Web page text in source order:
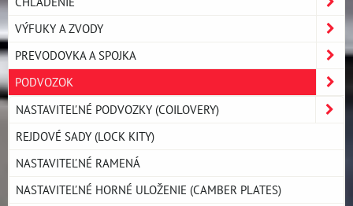
VÝFUKY A ZVODY
PREVODOVKA A SPOJKA
PODVOZOK
NASTAVITEĽNÉ PODVOZKY (COILOVERY)
REJDOVÉ SADY (LOCK KITY)
NASTAVITEĽNÉ RAMENÁ
NASTAVITEĽNÉ HORNÉ ULOŽENIE (CAMBER PLATES)